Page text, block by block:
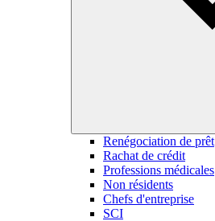
Renégociation de prêt
Rachat de crédit
Professions médicales
Non résidents
Chefs d'entreprise
SCI